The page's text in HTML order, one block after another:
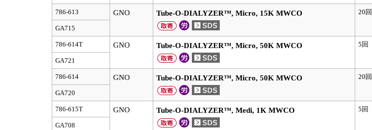
786-613 GNO Tube-O-DIALYZER™, Micro, 15K MWCO 20回
GA715
786-614T GNO Tube-O-DIALYZER™, Micro, 50K MWCO 5回
GA721
786-614 GNO Tube-O-DIALYZER™, Micro, 50K MWCO 20回
GA720
786-615T GNO Tube-O-DIALYZER™, Medi, 1K MWCO 5回
GA708